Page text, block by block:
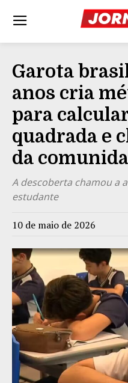
Garota
anos cria
para
quadrada e
da
A descoberta chamou a
estudante
10 de maio de 2026